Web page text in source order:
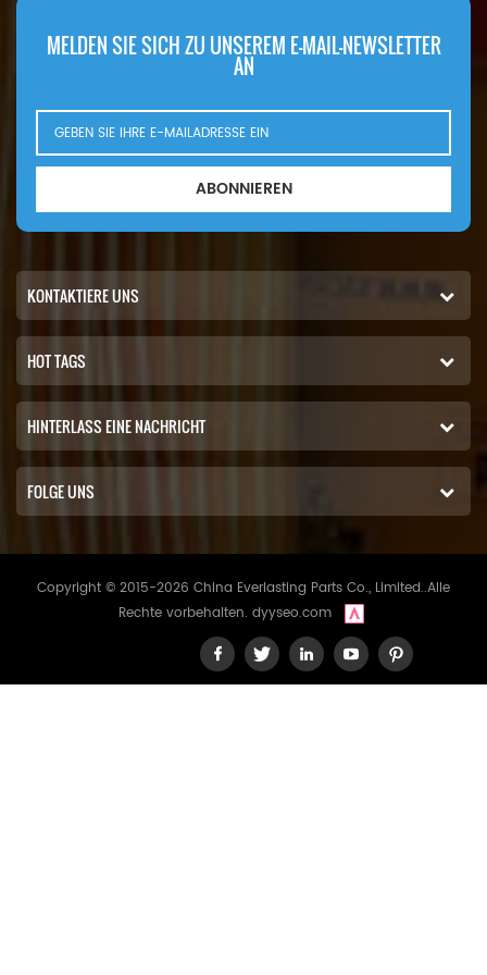
MELDEN SIE SICH ZU UNSEREM E-MAIL-NEWSLETTER
AN
ABONNIEREN
KONTAKTIERE UNS
HOT TAGS
HINTERLASS EINE NACHRICHT
FOLGE UNS
Copyright © 2015-2026 China Everlasting Parts Co., Limited..Alle
Rechte vorbehalten. dyyseo.com